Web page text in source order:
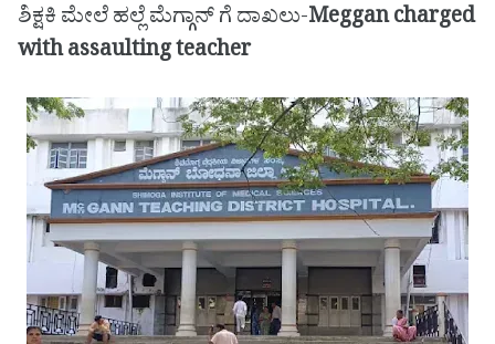
ಶಿಕ್ಷಕಿ ಮೇಲೆ ಹಲ್ಲೆ ಮೆಗ್ಗಾನ್ ಗೆ ದಾಖಲು-Meggan charged
with assaulting teacher